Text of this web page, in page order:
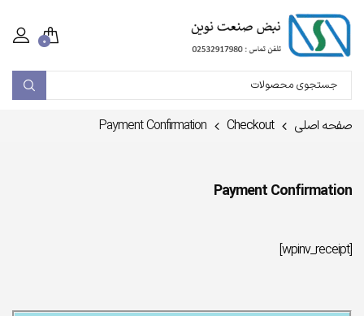
۰
صفحه اصلی Checkout
Payment Confirmation
Payment Confirmation
[wpinv_receipt]